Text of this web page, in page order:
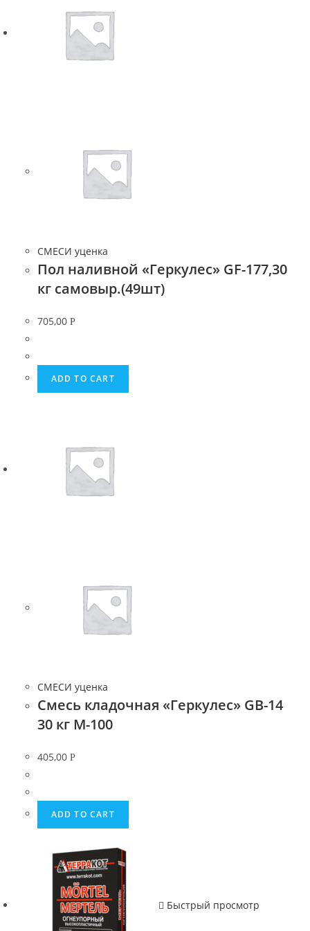
СМЕСИ уценка
Пол наливной «Геркулес» GF-177,30
кг самовыр.(49шт)
705,00 Р
ADD TO CART
СМЕСИ уценка
Смесь кладочная «Геркулес» GB-14
30 кг М-100
405,00 Р
ADD TO CART
Быстрый просмотр